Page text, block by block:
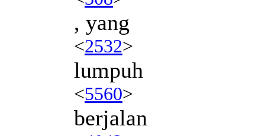
, yang
<2532>
lumpuh
<5560>
berjalan